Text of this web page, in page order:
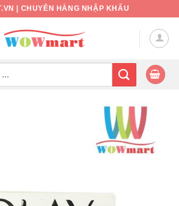
| CHUYÊN HÀNG NHẬP KHẨU